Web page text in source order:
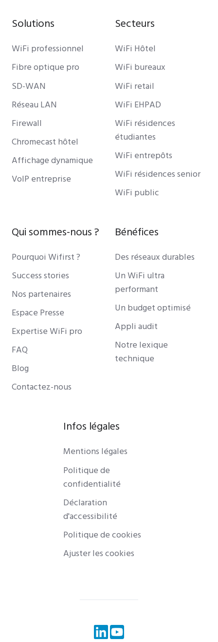
Solutions
WiFi professionnel
Fibre optique pro
SD-WAN
Réseau LAN
Firewall
Chromecast hôtel
Affichage dynamique
VoIP entreprise
Secteurs
WiFi Hôtel
WiFi bureaux
WiFi retail
WiFi EHPAD
WiFi résidences
étudiantes
WiFi entrepôts
WiFi résidences senior
WiFi public
Qui sommes-nous ?
Pourquoi Wifirst ?
Success stories
Nos partenaires
Espace Presse
Expertise WiFi pro
FAQ
Blog
Contactez-nous
Bénéfices
Des réseaux durables
Un WiFi ultra
performant
Un budget optimisé
Appli audit
Notre lexique
technique
Infos légales
Mentions légales
Politique de
confidentialité
Déclaration
d'accessibilité
Politique de cookies
Ajuster les cookies